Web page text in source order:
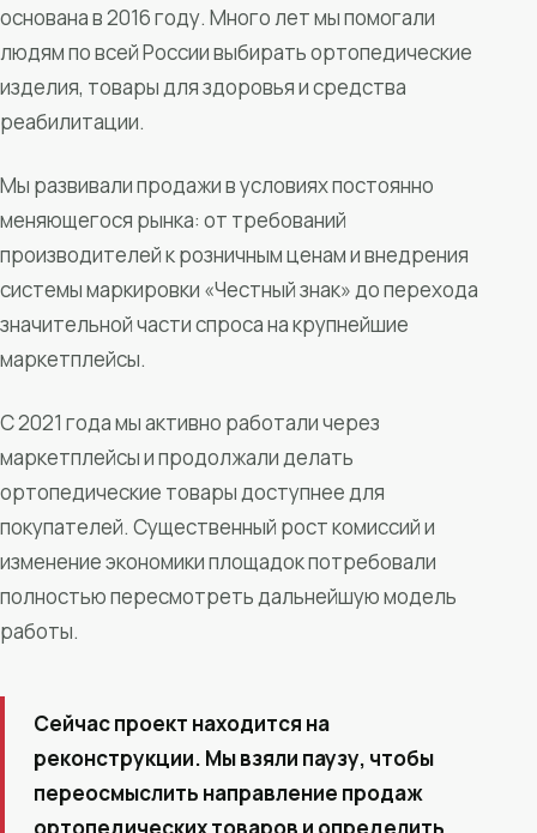
основана в 2016 году. Много лет мы помогали
людям по всей России выбирать ортопедические
изделия, товары для здоровья и средства
реабилитации.
Мы развивали продажи в условиях постоянно
меняющегося рынка: от требований
производителей к розничным ценам и внедрения
системы маркировки «Честный знак» до перехода
значительной части спроса на крупнейшие
маркетплейсы.
С 2021 года мы активно работали через
маркетплейсы и продолжали делать
ортопедические товары доступнее для
покупателей. Существенный рост комиссий и
изменение экономики площадок потребовали
полностью пересмотреть дальнейшую модель
работы.
Сейчас проект находится на
реконструкции. Мы взяли паузу, чтобы
переосмыслить направление продаж